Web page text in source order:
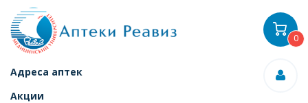
Адреса аптек
Акции
0